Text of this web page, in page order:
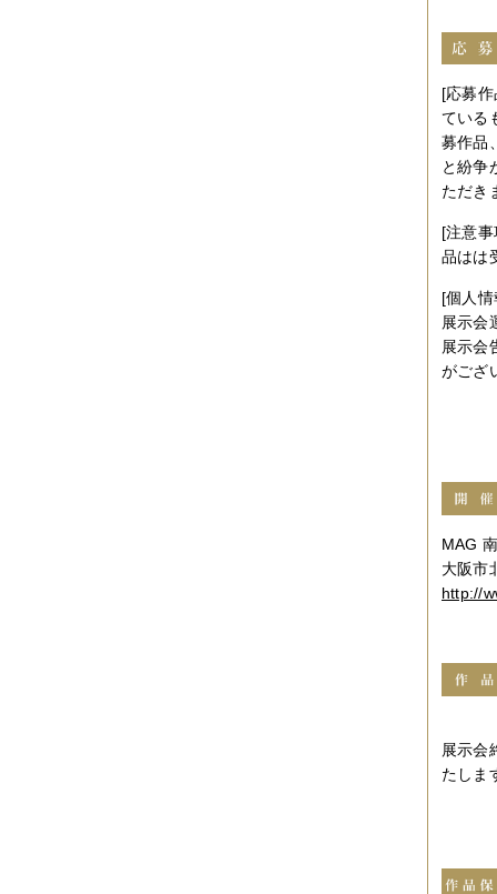
[応募
ている
募作品
と紛争
ただき
[注意
品はは
[個人
展示会
展示会
がござ
MAG
大阪市
http://
展示会
たしま